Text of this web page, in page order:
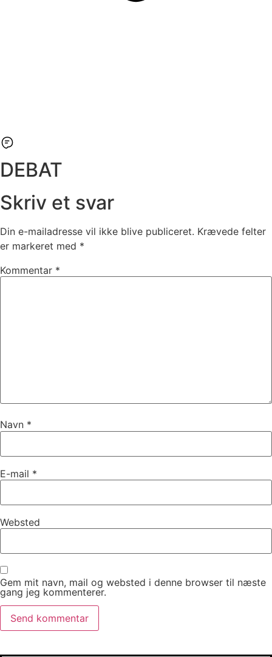
DEBAT
Skriv et svar
Din e-mailadresse vil ikke blive publiceret. Krævede felter
er markeret med *
Kommentar *
Navn *
E-mail *
Websted
Gem mit navn, mail og websted i denne browser til næste
gang jeg kommenterer.